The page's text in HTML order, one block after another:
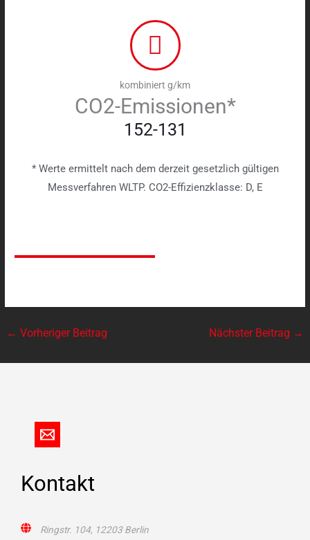
kombiniert g/km
CO2-Emissionen*
152-131
* Werte ermittelt nach dem derzeit gesetzlich gültigen
Messverfahren WLTP. CO2-Effizienzklasse: D, E
← Vorheriger Beitrag Nächster Beitrag →
Kontakt
Ringstr. 104, 12203 Berlin